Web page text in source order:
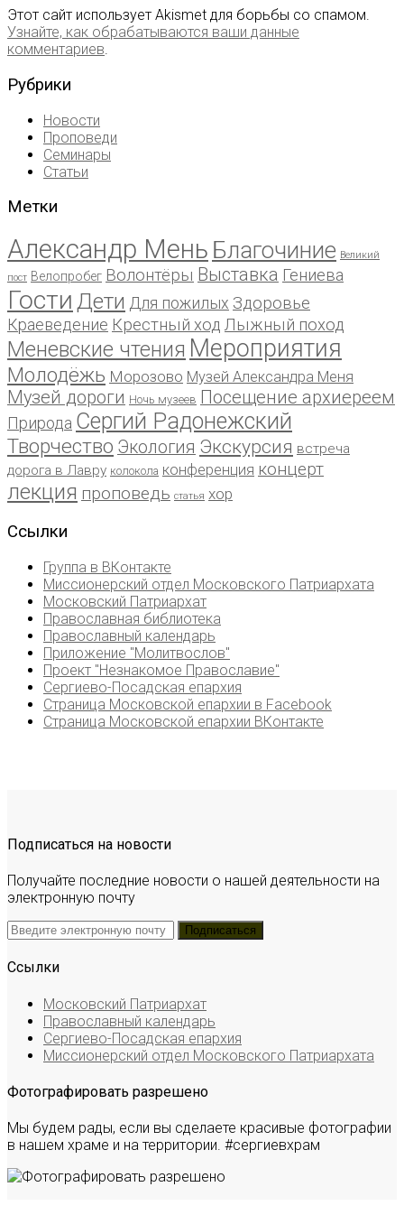
Этот сайт использует Akismet для борьбы со спамом.
Узнайте, как обрабатываются ваши данные
комментариев.
Рубрики
Новости
Проповеди
Семинары
Статьи
Метки
Александр Мень Благочиние Великий
пост Велопробег Волонтёры Выставка Гениева
Гости Дети Для пожилых Здоровье
Краеведение Крестный ход Лыжный поход
Меневские чтения Мероприятия
Молодёжь Морозово Музей Александра Меня
Музей дороги Ночь музеев Посещение архиереем
Природа Сергий Радонежский
Творчество Экология Экскурсия встреча
дорога в Лавру колокола конференция концерт
лекция проповедь статья хор
Ссылки
Группа в ВКонтакте
Миссионерский отдел Московского Патриархата
Московский Патриархат
Православная библиотека
Православный календарь
Приложение "Молитвослов"
Проект "Незнакомое Православие"
Сергиево-Посадская епархия
Страница Московской епархии в Facebook
Страница Московской епархии ВКонтакте
Подписаться на новости
Получайте последние новости о нашей деятельности на
электронную почту
Ссылки
Московский Патриархат
Православный календарь
Сергиево-Посадская епархия
Миссионерский отдел Московского Патриархата
Фотографировать разрешено
Мы будем рады, если вы сделаете красивые фотографии
в нашем храме и на территории. #сергиевхрам